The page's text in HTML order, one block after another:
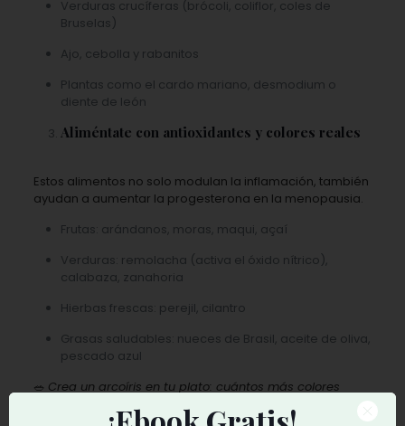
Verduras crucíferas (brócoli, coliflor, coles de
Bruselas)
Ajo, cebolla y rabanitos
Plantas como el cardo mariano, desmodium o
diente de león
Aliméntate con antioxidantes y colores reales
Estos alimentos no solo modulan la inflamación, también
ayudan a aumentar la progesterona en la menopausia.
Frutas: arándanos, moras, maqui, açaí
Verduras: remolacha (activa el óxido nítrico),
calabaza, zanahoria
Hierbas frescas: perejil, cilantro
Grasas saludables: nueces de Brasil, aceite de oliva,
pescado azul
🥗 Crea un arcoíris en tu plato: cuántos más colores